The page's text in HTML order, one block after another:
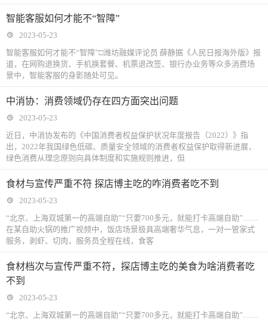
智能客服如何才能不“智障”
2023-05-23
智能客服如何才能不“智障”□潍坊融媒评论员 薛静据《人民日报海外版》报
道，在网购退换货、手机换套餐、机票退改签、银行办业务等众多消费场
景中，智能客服的身影随处可见。
中消协：消费领域仍存在四方面突出问题
2023-05-23
近日，中消协发布的《中国消费者权益保护状况年度报告（2022）》指
出，2022年我国绿色低碳、质量安全领域的消费者权益保护取得新进展，
绿色消费从理念原则向具体制度和实施规则推进，但
食材与宣传严重不符 探店博主吃的咋消费者吃不到
2023-05-23
“北京、上海双城第一的高端自助”“只要700多元，就能打卡高端自助”……
在某自助火锅的推广视频中，饭店场景极具高端奢华气息，一对一管家式
服务，剥虾、切肉，服务员全程在线，食客
食材档次与宣传严重不符，探店博主吃的美食为啥消费者吃
不到
2023-05-23
“北京、上海双城第一的高端自助”“只要700多元，就能打卡高端自助”……